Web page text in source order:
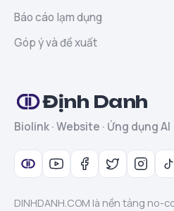
Báo cáo lạm dụng
Góp ý và đề xuất
Định Danh
Biolink · Website · Ứng dụng AI
DINHDANH.COM là nền tảng no-